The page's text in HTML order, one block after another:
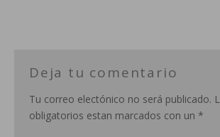
Deja tu comentario
Tu correo electónico no será publicado.
obligatorios estan marcados con un *